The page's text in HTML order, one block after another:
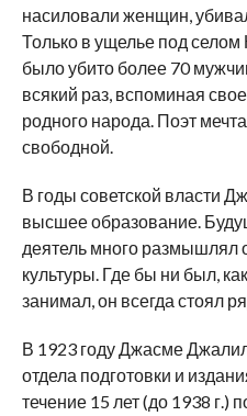
насиловали женщин,
Только в ущелье под
было убито более 70
всякий раз, вспоминая
родного народа. Поэт
свободной.
В годы советской власти
высшее образование.
деятель много размышлял
культуры. Где бы ни был,
занимал, он всегда стоял
В 1923 году Джасме
отдела подготовки и
течение 15 лет (до 1938 г.)